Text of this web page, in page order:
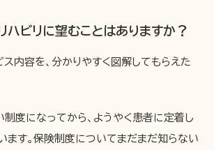
ハビリに望むことはありますか？
内容を、分かりやすく図解してもらえた
度になってから、ようやく患者に定着し
ます。保険制度についてまだまだ知らない